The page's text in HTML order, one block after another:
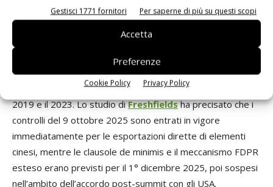
Gestisci 1771 fornitori Per saperne di più su questi scopi
Accetta
Preferenze
Cookie Policy Privacy Policy
strutturalmente la logica dell’
Export Administration
Regulations
Washington usa per bloccare le forniture di chip avanzati a
Huawei e ad altre entità cinesi. La simmetria è riconoscibile:
è una risposta speculare al modello di controllo
extraterritoriale che gli Stati Uniti hanno perfezionato tra il
2019 e il 2023. Lo studio diFreshfieldsha precisato che i
controlli del 9 ottobre 2025 sono entrati in vigore
immediatamente per le esportazioni dirette di elementi
cinesi, mentre le clausole de minimis e il meccanismo FDPR
esteso erano previsti per il 1° dicembre 2025, poi sospesi
nell’ambito dell’accordo post-summit con gli USA.